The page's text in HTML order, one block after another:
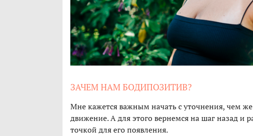
ЗАЧЕМ НАМ БОДИПОЗИТИВ?
Мне кажется важным начать с уточнения, чем
движение. А для этого вернемся на шаг назад и
точкой для его появления.